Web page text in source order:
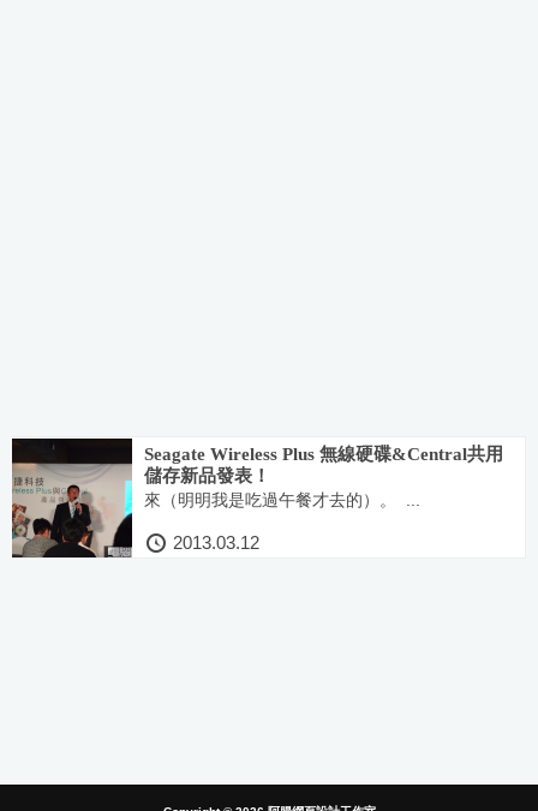
Seagate Wireless Plus 無線硬碟&Central共用
儲存新品發表！
來（明明我是吃過午餐才去的）。 ...
2013.03.12